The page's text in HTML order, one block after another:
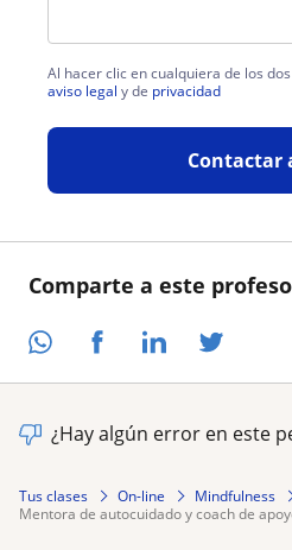
Comparte a este
Al hacer clic en cualquiera de los
aviso legal y de privacidad
Contactar
¿Hay algún error en este
Tus clases On-line
Mindfulness
mentora de autocuidado y coach de